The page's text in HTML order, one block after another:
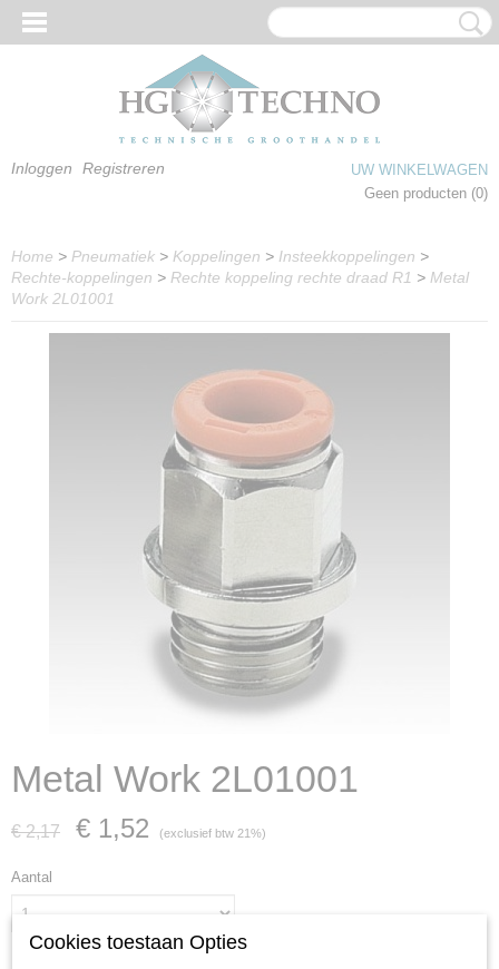
Inloggen Registreren
UW WINKELWAGEN
Geen producten (0)
Home > Pneumatiek > Koppelingen > Insteekkoppelingen >
Rechte-koppelingen > Rechte koppeling rechte draad R1 > Metal
Work 2L01001
Metal Work 2L01001
€ 2,17 € 1,52 (exclusief btw 21%)
Aantal
Cookies toestaan Opties